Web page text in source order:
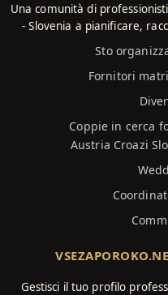
Una comunità di
- Slovenia a pianificare,
Sto
Fornitori
Coppie in cerca
Austria Croazi
Gestisci il tuo profilo